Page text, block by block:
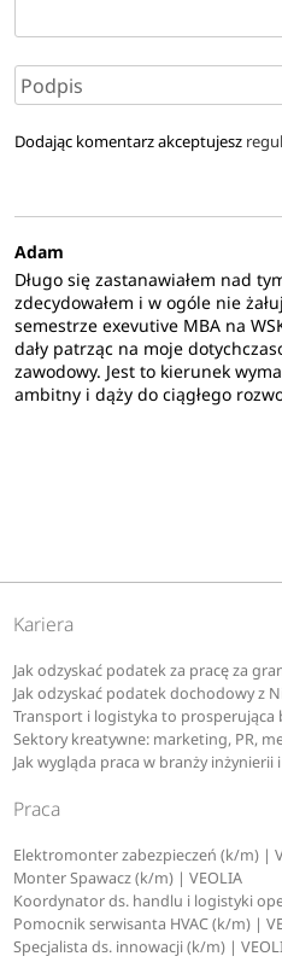
Dodając komentarz akceptujesz
Adam
Długo się zastanawiałem nad
zdecydowałem i w ogóle nie
semestrze exevutive MBA na
dały patrząc na moje
zawodowy. Jest to kierunek
ambitny i dąży do ciągłego
Kariera
Jak odzyskać podatek za pracę za
Jak odzyskać podatek dochodowy z
Transport i logistyka to prosperująca
Sektory kreatywne: marketing, PR,
Jak wygląda praca w branży inżynierii
Praca
Elektromonter zabezpieczeń (k/m) |
Monter Spawacz (k/m) | VEOLIA
Koordynator ds. handlu i logistyki
Pomocnik serwisanta HVAC (k/m) |
Specjalista ds. innowacji (k/m) |